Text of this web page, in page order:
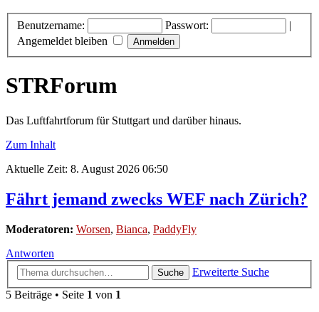
Benutzername: Passwort:
|
Angemeldet bleiben
STRForum
Das Luftfahrtforum für Stuttgart und darüber hinaus.
Zum Inhalt
Aktuelle Zeit: 8. August 2026 06:50
Fährt jemand zwecks WEF nach Zürich?
Moderatoren: Worsen, Bianca, PaddyFly
Antworten
Suche
Erweiterte Suche
5 Beiträge • Seite 1 von 1